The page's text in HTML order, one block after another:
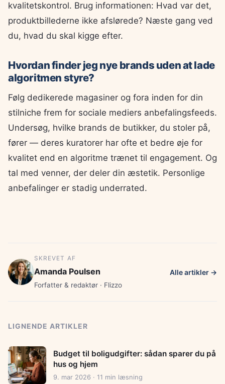
kvalitetskontrol. Brug informationen: Hvad var det,
produktbillederne ikke afslørede? Næste gang ved
du, hvad du skal kigge efter.
Hvordan finder jeg nye brands uden at lade
algoritmen styre?
Følg dedikerede magasiner og fora inden for din
stilniche frem for sociale mediers anbefalingsfeeds.
Undersøg, hvilke brands de butikker, du stoler på,
fører — deres kuratorer har ofte et bedre øje for
kvalitet end en algoritme trænet til engagement. Og
tal med venner, der deler din æstetik. Personlige
anbefalinger er stadig underrated.
SKREVET AF
Amanda Poulsen
Forfatter & redaktør · Flizzo
Alle artikler →
LIGNENDE ARTIKLER
Budget til boligudgifter: sådan sparer du på
hus og hjem
9. mar 2026 · 11 min læsning